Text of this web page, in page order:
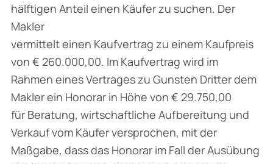
hälftigen Anteil einen Käufer zu suchen. Der
Makler
vermittelt einen Kaufvertrag zu einem Kaufpreis
von € 260.000,00. Im Kaufvertrag wird im
Rahmen eines Vertrages zu Gunsten Dritter dem
Makler ein Honorar in Höhe von € 29.750,00
für Beratung, wirtschaftliche Aufbereitung und
Verkauf vom Käufer versprochen, mit der
Maßgabe, dass das Honorar im Fall der Ausübung